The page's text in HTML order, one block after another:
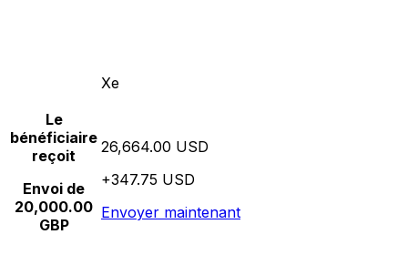
Xe
Le
bénéficiaire
reçoit
Envoi de
20,000.00
GBP
26,664.00 USD
+347.75 USD
Envoyer maintenant